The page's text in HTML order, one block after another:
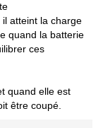
atteint la charge
quand la batterie
ces
quand elle est
être coupé.